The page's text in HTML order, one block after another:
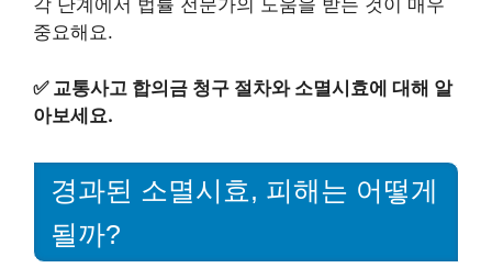
각 단계에서 법률 전문가의 도움을 받는 것이 매우
중요해요.
✅ 교통사고 합의금 청구 절차와 소멸시효에 대해 알
아보세요.
경과된 소멸시효, 피해는 어떻게
될까?